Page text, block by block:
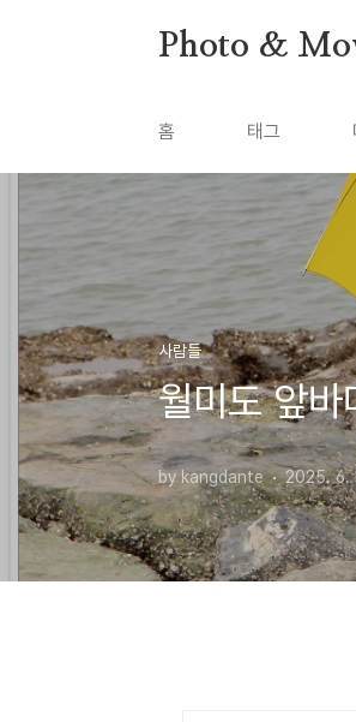
Photo &
홈 태그
사람들
월미도 앞바
by kangdante 2025. 6.